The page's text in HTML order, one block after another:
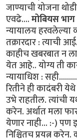
जाण्याची योजना
एवढे....मोबियस
न्यायालय हरवलेल्या
तक्रारदार : त्याची
काहीच खबरबात न
येत आहे.. योग्य ती
न्यायाधिश :
रितीने ही कादंबरी
उभे राहतील. त्यांची
करेन. अर्थात मला फार
येणार नाही... :-) पण
निश्चितच प्रयत्न